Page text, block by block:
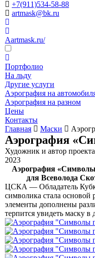
+7(911)534-58-88
artmask@bk.ru
Aartmask.ru/
Портфолио
На льду
Другие услуги
Аэрография на
Аэрография на разном
Цены
Контакты
Главная
Маски
Аэрография
Художник и автор
2023
Аэрография
для Всеволода
ЦСКА — Обладатель
символика стала основой
элементы дополнены
терпится увидеть маску в